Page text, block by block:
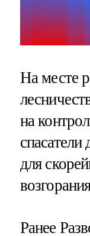
На месте
на
для
Ранее